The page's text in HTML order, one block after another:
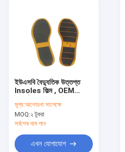
ইউএসবি বৈদ্যুতিক উত্তপ্ত
Insoles ফিল্ম , OEM
শিরফন্ড
মূল্য:আলোচনা সাপেক্ষে
MOQ:২ টুকরা
সর্বশেষ দাম পান
এখন যোগাযোগ